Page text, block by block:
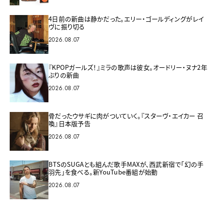
4日前の新曲は静かだった。エリー・ゴールディングがレイ
ヴに振り切る
2026.08.07
『KPOPガールズ！』ミラの歌声は彼女。オードリー・ヌナ2年
ぶりの新曲
2026.08.07
骨だったウサギに肉がついていく。『スターヴ・エイカー 召
喚』日本版予告
2026.08.07
BTSのSUGAとも組んだ歌手MAXが、西武新宿で「幻の手
羽先」を食べる。新YouTube番組が始動
2026.08.07